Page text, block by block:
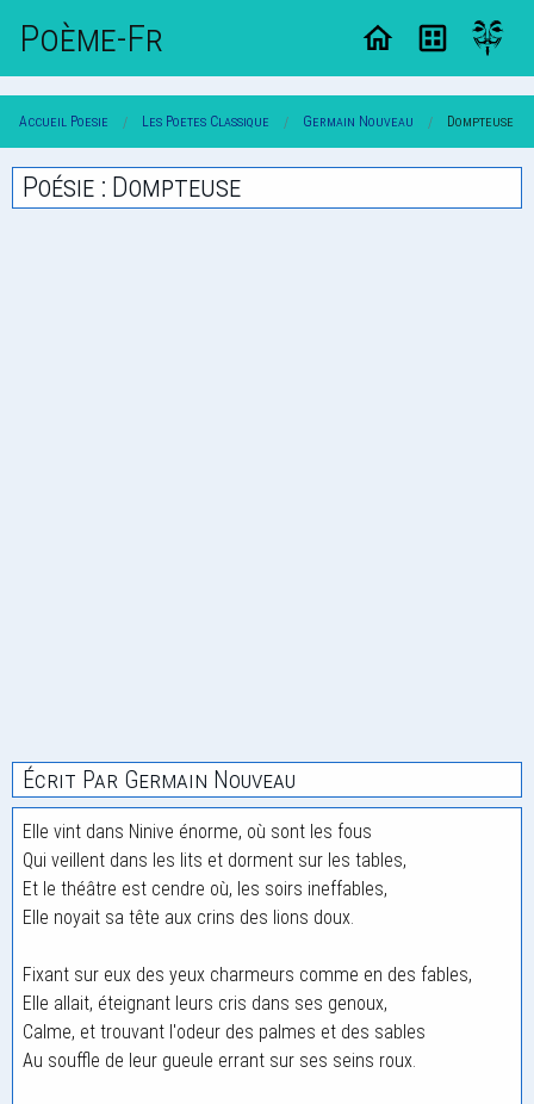
Poème-Fr
Accueil Poesie Les Poetes Classique Germain Nouveau Dompteuse
Poésie : Dompteuse
Écrit Par Germain Nouveau
Elle vint dans Ninive énorme, où sont les fous
Qui veillent dans les lits et dorment sur les tables,
Et le théâtre est cendre où, les soirs ineffables,
Elle noyait sa tête aux crins des lions doux.
Fixant sur eux des yeux charmeurs comme en des fables,
Elle allait, éteignant leurs cris dans ses genoux,
Calme, et trouvant l'odeur des palmes et des sables
Au souffle de leur gueule errant sur ses seins roux.